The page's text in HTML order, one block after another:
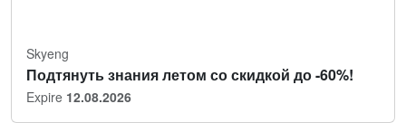
Skyeng
Подтянуть знания летом со скидкой до -60%!
Expire 12.08.2026